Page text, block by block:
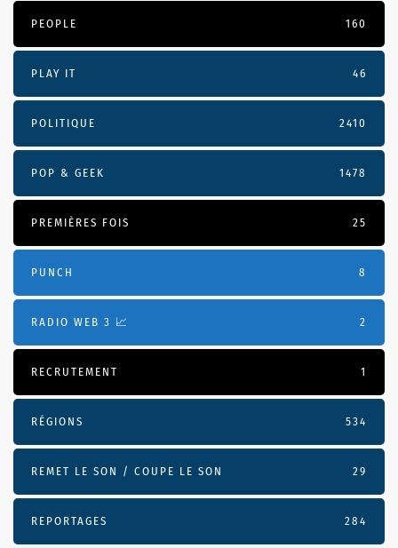
PEOPLE 160
PLAY IT 46
POLITIQUE 2410
POP & GEEK 1478
PREMIÈRES FOIS 25
PUNCH 8
RADIO WEB 3 📈 2
RECRUTEMENT 1
RÉGIONS 534
REMET LE SON / COUPE LE SON 29
REPORTAGES 284